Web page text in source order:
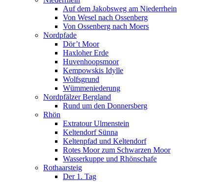
Auf dem Jakobsweg am Niederrhein
Von Wesel nach Ossenberg
Von Ossenberg nach Moers
Nordpfade
Dör’t Moor
Haxloher Erde
Huvenhoopsmoor
Kempowskis Idylle
Wolfsgrund
Wümmeniederung
Nordpfälzer Bergland
Rund um den Donnersberg
Rhön
Extratour Ulmenstein
Keltendorf Sünna
Keltenpfad und Keltendorf
Rotes Moor zum Schwarzen Moor
Wasserkuppe und Rhönschafe
Rothaarsteig
Der 1. Tag